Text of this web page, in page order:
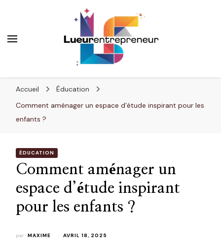
Accueil
Éducation
Comment aménager un espace d’étude inspirant pour les
enfants ?
ÉDUCATION
Comment aménager un
espace d’étude inspirant
pour les enfants ?
par MAXIME AVRIL 18, 2025